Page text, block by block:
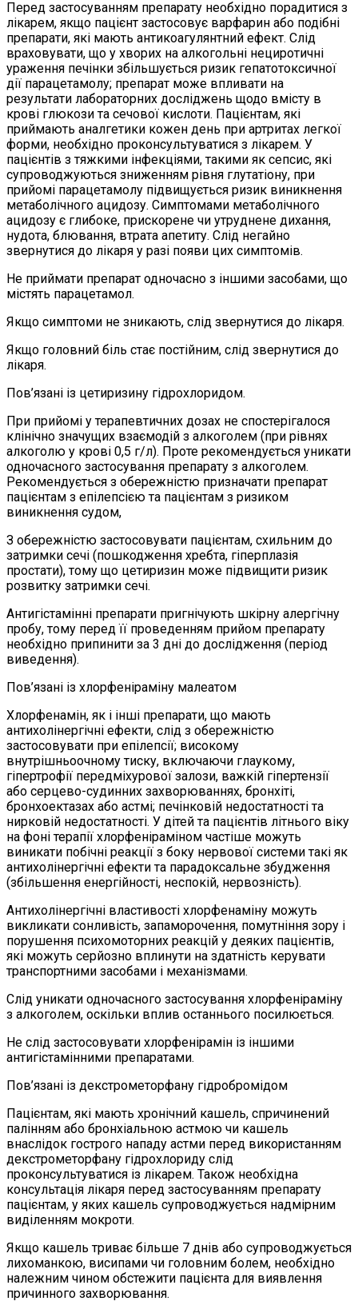
Перед застосуванням препарату необхідно порадитися з
лікарем, якщо пацієнт застосовує варфарин або подібні
препарати, які мають антикоагулянтний ефект. Слід
враховувати, що у хворих на алкогольні нециротичні
ураження печінки збільшується ризик гепатотоксичної
дії парацетамолу; препарат може впливати на
результати лабораторних досліджень щодо вмісту в
крові глюкози та сечової кислоти. Пацієнтам, які
приймають аналгетики кожен день при артритах легкої
форми, необхідно проконсультуватися з лікарем. У
пацієнтів з тяжкими інфекціями, такими як сепсис, які
супроводжуються зниженням рівня глутатіону, при
прийомі парацетамолу підвищується ризик виникнення
метаболічного ацидозу. Симптомами метаболічного
ацидозу є глибоке, прискорене чи утруднене дихання,
нудота, блювання, втрата апетиту. Слід негайно
звернутися до лікаря у разі появи цих симптомів.
Не приймати препарат одночасно з іншими засобами, що
містять парацетамол.
Якщо симптоми не зникають, слід звернутися до лікаря.
Якщо головний біль стає постійним, слід звернутися до
лікаря.
Пов’язані із цетиризину гідрохлоридом.
При прийомі у терапевтичних дозах не спостерігалося
клінічно значущих взаємодій з алкоголем (при рівнях
алкоголю у крові 0,5 г/л). Проте рекомендується уникати
одночасного застосування препарату з алкоголем.
Рекомендується з обережністю призначати препарат
пацієнтам з епілепсією та пацієнтам з ризиком
виникнення судом,
З обережністю застосовувати пацієнтам, схильним до
затримки сечі (пошкодження хребта, гіперплазія
простати), тому що цетиризин може підвищити ризик
розвитку затримки сечі.
Антигістамінні препарати пригнічують шкірну алергічну
пробу, тому перед її проведенням прийом препарату
необхідно припинити за 3 дні до дослідження (період
виведення).
Пов’язані із хлорфеніраміну малеатом
Хлорфенамін, як і інші препарати, що мають
антихолінергічні ефекти, слід з обережністю
застосовувати при епілепсії; високому
внутрішньоочному тиску, включаючи глаукому,
гіпертрофії передміхурової залози, важкій гіпертензії
або серцево-судинних захворюваннях, бронхіті,
бронхоектазах або астмі; печінковій недостатності та
нирковій недостатності. У дітей та пацієнтів літнього віку
на фоні терапії хлорфеніраміном частіше можуть
виникати побічні реакції з боку нервової системи такі як
антихолінергічні ефекти та парадоксальне збудження
(збільшення енергійності, неспокій, нервозність).
Антихолінергічні властивості хлорфенаміну можуть
викликати сонливість, запаморочення, помутніння зору і
порушення психомоторних реакцій у деяких пацієнтів,
які можуть серйозно вплинути на здатність керувати
транспортними засобами і механізмами.
Слід уникати одночасного застосування хлорфеніраміну
з алкоголем, оскільки вплив останнього посилюється.
Не слід застосовувати хлорфенірамін із іншими
антигістамінними препаратами.
Пов’язані із декстрометорфану гідробромідом
Пацієнтам, які мають хронічний кашель, спричинений
палінням або бронхіальною астмою чи кашель
внаслідок гострого нападу астми перед використанням
декстрометорфану гідрохлориду слід
проконсультуватися із лікарем. Також необхідна
консультація лікаря перед застосуванням препарату
пацієнтам, у яких кашель супроводжується надмірним
виділенням мокроти.
Якщо кашель триває більше 7 днів або супроводжується
лихоманкою, висипами чи головним болем, необхідно
належним чином обстежити пацієнта для виявлення
причинного захворювання.